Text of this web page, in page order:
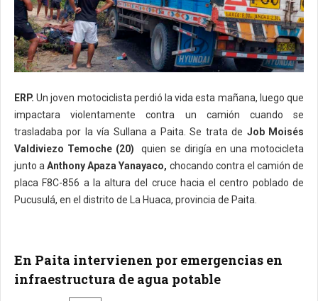
ERP. Un joven motociclista perdió la vida esta mañana, luego que
impactara violentamente contra un camión cuando se
trasladaba por la vía Sullana a Paita. Se trata de Job Moisés
Valdiviezo Temoche (20)
quien se dirigía en una motocicleta
junto aAnthony Apaza Yanayaco, chocando contra el camión de
placa F8C-856 a la altura del cruce hacia el centro poblado de
Pucusulá, en el distrito de La Huaca, provincia de Paita.
En Paita intervienen por emergencias en
infraestructura de agua potable